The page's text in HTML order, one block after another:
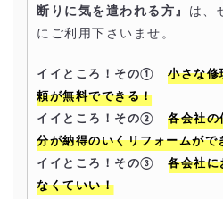
断りに気を遣われる方』
は、
にご利用下さいませ。
イイところ！その①
小さな修
頼が無料でできる！
イイところ！その②
各会社の
分が納得のいくリフォームがで
イイところ！その③
各会社に
なくていい！